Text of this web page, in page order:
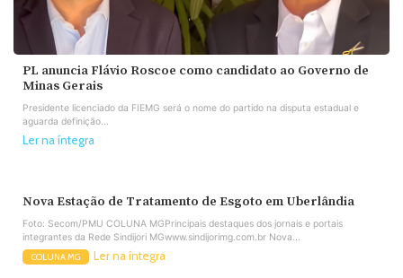
PL anuncia Flávio Roscoe como candidato ao Governo de
Minas Gerais
Presidente licenciado da FIEMG será o nome do partido na disputa estadual e
aguarda definição...
Ler na íntegra
Nova Estação de Tratamento de Esgoto em Uberlândia
Foto: Secom/PMU COLUNA MGPrincipais destaques dos jornais e portais
integrantes da Rede Sindijori MGwww.sindijorimg.com.br Nova...
COLUNA MG Ler na íntegra